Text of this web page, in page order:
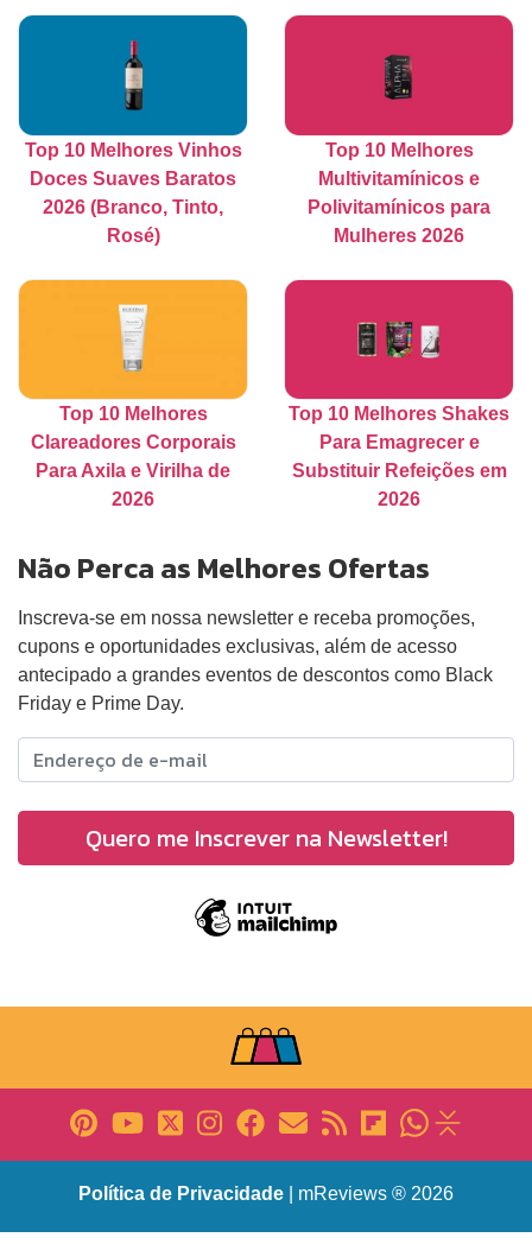
Top 10 Melhores Vinhos
Doces Suaves Baratos
2026 (Branco, Tinto,
Rosé)
Top 10 Melhores
Multivitamínicos e
Polivitamínicos para
Mulheres 2026
Top 10 Melhores
Clareadores Corporais
Para Axila e Virilha de
2026
Top 10 Melhores Shakes
Para Emagrecer e
Substituir Refeições em
2026
Não Perca as Melhores Ofertas
Inscreva-se em nossa newsletter e receba promoções,
cupons e oportunidades exclusivas, além de acesso
antecipado a grandes eventos de descontos como Black
Friday e Prime Day.
Política de Privacidade | mReviews ® 2026